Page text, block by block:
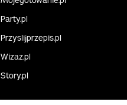
Party.pl
Przyslijprzepis.pl
Wizaz.pl
Story.pl